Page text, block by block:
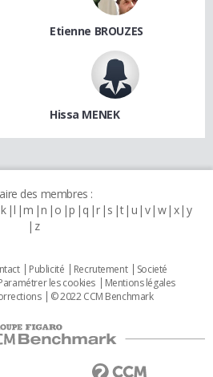
Etienne BROUZES
Hissa MENEK
des membres :
k l m n o p q r s t u v w x y
z
Publicité Recrutement
Societé
les cookies
Mentions légales
© 2022 CCM Benchmark